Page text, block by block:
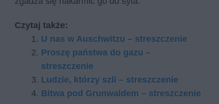
Czytaj także:
U nas w Auschwitzu – streszczenie
Proszę państwa do gazu –
streszczenie
Ludzie, którzy szli – streszczenie
Bitwa pod Grunwaldem – streszczenie